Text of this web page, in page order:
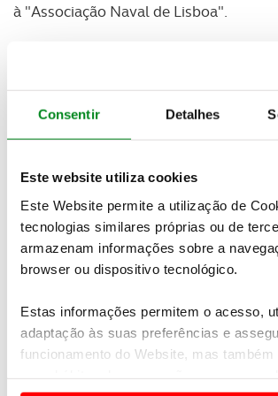
Consentir Detalhes
Este website utiliza cookies
Este Website permite a utilização de
tecnologias similares próprias ou de
armazenam informações sobre a
browser ou dispositivo tecnológico.
Estas informações permitem o acesso,
adaptação às suas preferências e
funcionamento do Website, mas também
à "Associação Naval de Lisboa".